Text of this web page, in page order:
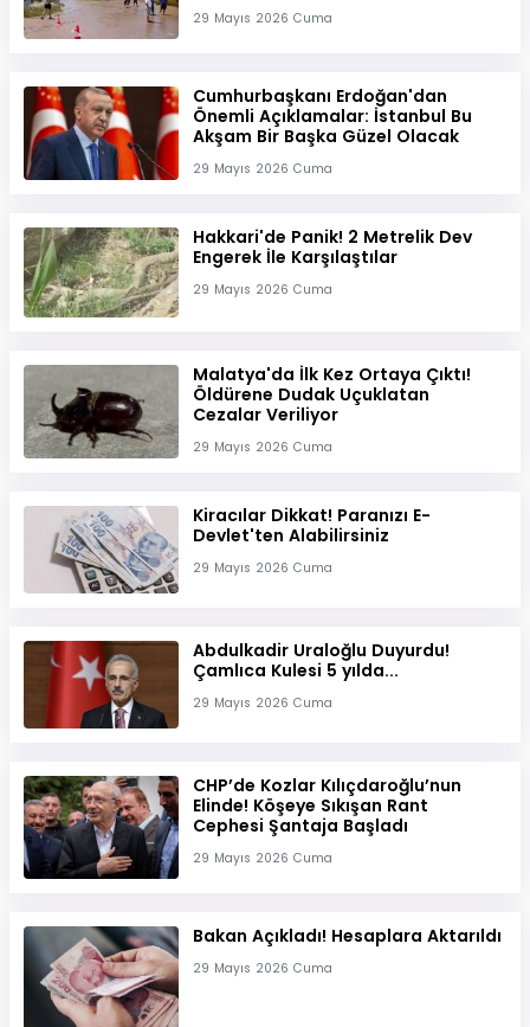
29 Mayıs 2026 Cuma
Cumhurbaşkanı Erdoğan'dan
Önemli Açıklamalar: İstanbul Bu
Akşam Bir Başka Güzel Olacak
29 Mayıs 2026 Cuma
Hakkari'de Panik! 2 Metrelik Dev
Engerek İle Karşılaştılar
29 Mayıs 2026 Cuma
Malatya'da İlk Kez Ortaya Çıktı!
Öldürene Dudak Uçuklatan
Cezalar Veriliyor
29 Mayıs 2026 Cuma
Kiracılar Dikkat! Paranızı E-
Devlet'ten Alabilirsiniz
29 Mayıs 2026 Cuma
Abdulkadir Uraloğlu Duyurdu!
Çamlıca Kulesi 5 yılda...
29 Mayıs 2026 Cuma
CHP’de Kozlar Kılıçdaroğlu’nun
Elinde! Köşeye Sıkışan Rant
Cephesi Şantaja Başladı
29 Mayıs 2026 Cuma
Bakan Açıkladı! Hesaplara Aktarıldı
29 Mayıs 2026 Cuma